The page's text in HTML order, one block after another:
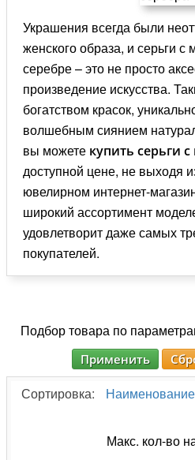
Украшения всегда были
женского образа, и серьги с
серебре – это не просто
произведение искусства.
богатством красок,
волшебным сиянием
вы можете купить серьги
доступной цене, не выходя
ювелирном интернет-
широкий ассортимент
удовлетворит даже самых
покупателей.
Подбор товара по
Применить
Сортировка: Наименование
Макс. кол-во